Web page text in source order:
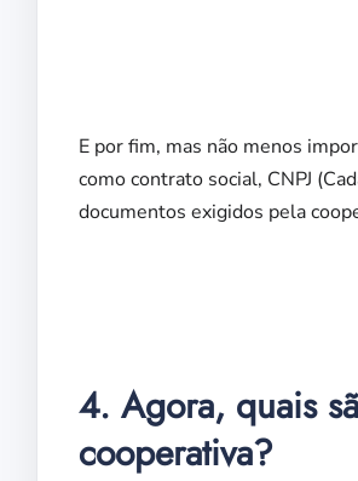
E por fim, mas não menos
como contrato social, CNPJ
documentos exigidos pela
4. Agora, quais
cooperativa?